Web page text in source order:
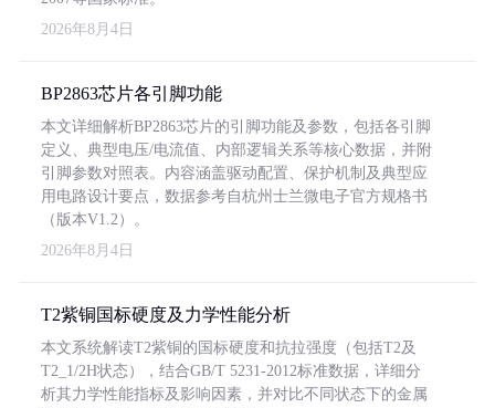
2026年8月4日
BP2863芯片各引脚功能
本文详细解析BP2863芯片的引脚功能及参数，包括各引脚
定义、典型电压/电流值、内部逻辑关系等核心数据，并附
引脚参数对照表。内容涵盖驱动配置、保护机制及典型应
用电路设计要点，数据参考自杭州士兰微电子官方规格书
（版本V1.2）。
2026年8月4日
T2紫铜国标硬度及力学性能分析
本文系统解读T2紫铜的国标硬度和抗拉强度（包括T2及
T2_1/2H状态），结合GB/T 5231-2012标准数据，详细分
析其力学性能指标及影响因素，并对比不同状态下的金属